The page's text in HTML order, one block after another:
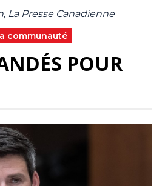
La Presse Canadienne
communauté
POUR